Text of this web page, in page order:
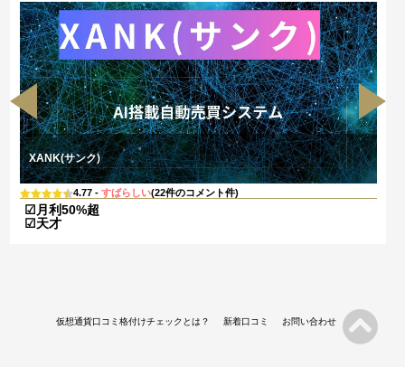
XANK(サンク)
4.77 - すばらしい(22件のコメント件)
☑月利50%超
☑天才
仮想通貨口コミ格付けチェックとは？ 新着口コミ お問い合わせ